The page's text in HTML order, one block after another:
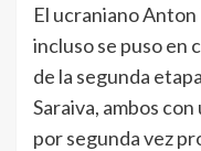
El ucraniano
incluso se puso en
de la segunda
Saraiva, ambos
por segunda vez